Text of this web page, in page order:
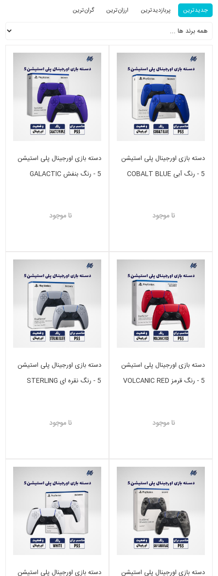
جدید ترین
پربازدید ترین ارزان ترین گران ترین
دسته بازی اورجینال پلی استیشن
5 - رنگ آبی COBALT BLUE
نا موجود
دسته بازی اورجینال پلی استیشن
5 - رنگ بنفش GALACTIC
نا موجود
دسته بازی اورجینال پلی استیشن
5 - رنگ قرمز VOLCANIC RED
نا موجود
دسته بازی اورجینال پلی استیشن
5 - رنگ نقره ای STERLING
نا موجود
دسته بازی اورجینال پلی استیشن دسته بازی اورجینال پلی استیشن